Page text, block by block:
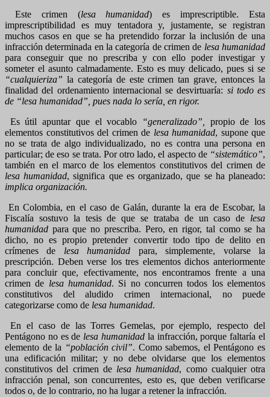
Este crimen (lesa humanidad) es imprescriptible. Esta
imprescriptibilidad es muy tentadora y, justamente, se registran
muchos casos en que se ha pretendido forzar la inclusión de una
infracción determinada en la categoría de crimen de lesa humanidad
para conseguir que no prescriba y con ello poder investigar y
someter el asunto calmadamente. Esto es muy delicado, pues si se
“cualquieriza” la categoría de este crimen tan grave, entonces la
finalidad del ordenamiento internacional se desvirtuaría: si todo es
de “lesa humanidad”, pues nada lo sería, en rigor.
Es útil apuntar que el vocablo
“generalizado”,
propio de los
elementos constitutivos del crimen de lesa humanidad, supone que
no se trata de algo individualizado, no es contra una persona en
particular; de eso se trata. Por otro lado, el aspecto de “sistemático”,
también en el marco de los elementos constitutivos del crimen de
lesa humanidad, significa que es organizado, que se ha planeado:
implica organización.
En Colombia, en el caso de Galán, durante la era de Escobar, la
Fiscalía sostuvo la tesis de que se trataba de un caso de lesa
humanidad para que no prescriba. Pero, en rigor, tal como se ha
dicho, no es propio pretender convertir todo tipo de delito en
crímenes de lesa humanidad para, simplemente, volarse la
prescripción. Deben verse los tres elementos dichos anteriormente
para concluir que, efectivamente, nos encontramos frente a una
crimen de lesa humanidad. Si no concurren todos los elementos
constitutivos del aludido crimen internacional, no puede
categorizarse como de lesa humanidad.
En el caso de las Torres Gemelas, por ejemplo, respecto del
Pentágono no es de lesa humanidad la infracción, porque faltaría el
elemento de la “población civil”. Como sabemos, el Pentágono es
una edificación militar; y no debe olvidarse que los elementos
constitutivos del crimen de lesa humanidad, como cualquier otra
infracción penal, son concurrentes, esto es, que deben verificarse
todos o, de lo contrario, no ha lugar a retener la infracción.